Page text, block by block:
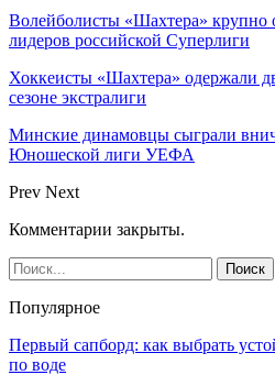
Волейболисты «Шахтера» крупно
лидеров российской Суперлиги
Хоккеисты «Шахтера» одержали
сезоне экстралиги
Минские динамовцы сыграли
Юношеской лиги УЕФА
Prev Next
Комментарии закрыты.
Популярное
Первый сапборд: как выбрать
по воде